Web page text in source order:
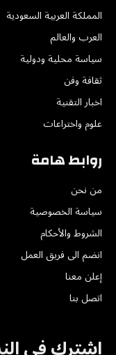
المملكة العربية السعودية
العرب والعالم
سياسة محلية ودولية
ثقافة وفن
اخبار التقنية
علوم واختراعات
روابط هامة
من نحن
سياسة الخصوصية
الشروط والأحكام
انضم الى فريق العمل
إعلن معنا
اتصل بنا